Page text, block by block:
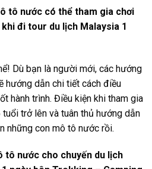
tô nước có thể tham gia chơi
đi tour du lịch Malaysia 1
Dù bạn là người mới, các hướng
hướng dẫn chi tiết cách điều
hành trình. Điều kiện khi tham gia
trở lên và tuân thủ hướng dẫn
những con mô tô nước rồi.
tô nước cho chuyến du lịch